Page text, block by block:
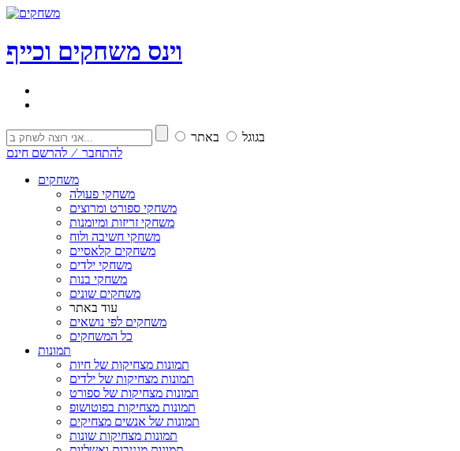
וינס משחקים וכייף
בגוגל
באתר
להתחבר ⁄ להרשם חינם
משחקים
משחקי פעולה
משחקי ספורט ומרוצים
משחקי זריזות ומיומנות
משחקי חשיבה ולוח
משחקים קלאסיים
משחקי ילדים
משחקי בנות
משחקים שונים
עוד באתר
משחקים לפי נושאים
כל המשחקים
תמונות
תמונות מצחיקות של חיות
תמונות מצחיקות של ילדים
תמונות מצחיקות של ספורט
תמונות מצחיקות בפוטושופ
תמונות של אנשים מצחיקים
תמונות מצחיקות שונות